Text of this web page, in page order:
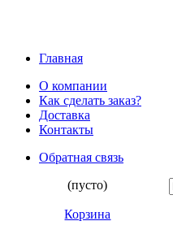
Главная
О компании
Как сделать заказ?
Доставка
Контакты
Обратная связь
(пусто)
Корзина